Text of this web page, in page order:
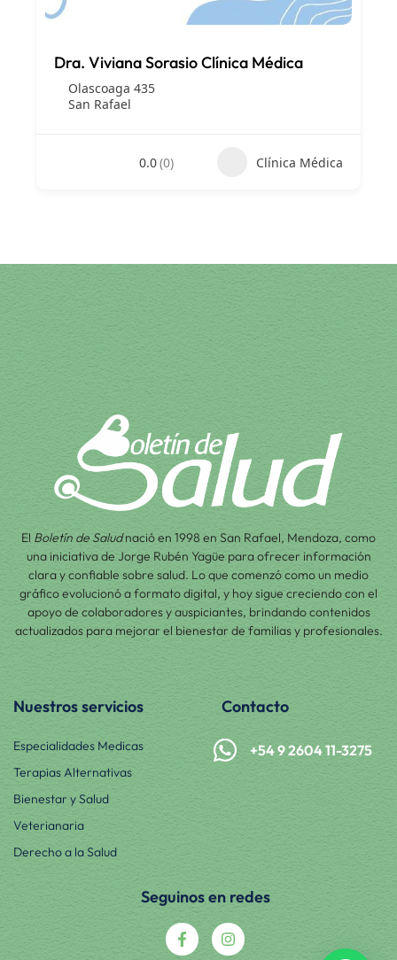
Dra. Viviana Sorasio Clínica Médica
Olascoaga 435
San Rafael
0.0(0) Clínica Médica
El Boletín de Saludnació en 1998 en San Rafael, Mendoza, como
una iniciativa de Jorge Rubén Yagüe para ofrecer información
clara y confiable sobre salud. Lo que comenzó como un medio
gráfico evolucionó a formato digital, y hoy sigue creciendo con el
apoyo de colaboradores y auspiciantes, brindando contenidos
actualizados para mejorar el bienestar de familias y profesionales.
Nuestros servicios
Especialidades Medicas
Terapias Alternativas
Bienestar y Salud
Veterianaria
Derecho a la Salud
Contacto
+54 9 2604 11-3275
Seguinos en redes